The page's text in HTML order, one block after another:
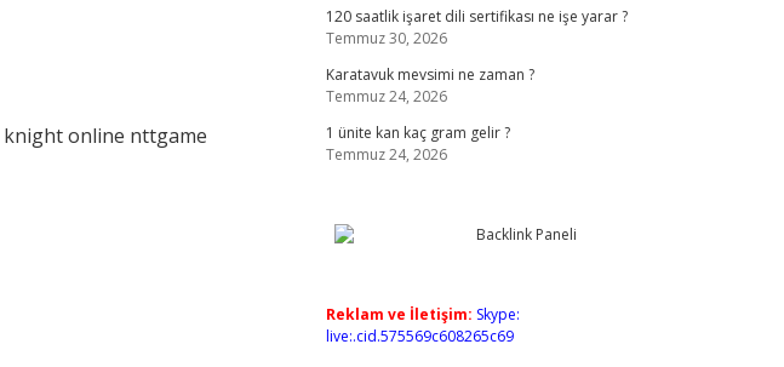
knight online nttgame
120 saatlik işaret dili sertifikası ne işe yarar ?
Temmuz 30, 2026
Karatavuk mevsimi ne zaman ?
Temmuz 24, 2026
1 ünite kan kaç gram gelir ?
Temmuz 24, 2026
Reklam ve İletişim: Skype:
live:.cid.575569c608265c69